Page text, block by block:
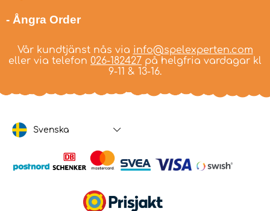
- Ångra Order
Vår kundtjänst nås via info@spelexperten.com
eller via telefon 026-182427 på helgfria vardagar kl
9-11 & 13-16.
Svenska